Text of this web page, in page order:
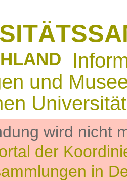
und
wird nicht
der
in